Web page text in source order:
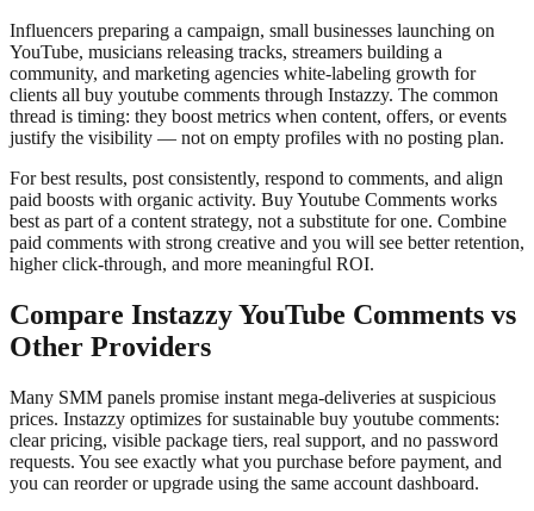
Influencers preparing a campaign, small businesses launching on
YouTube, musicians releasing tracks, streamers building a
community, and marketing agencies white-labeling growth for
clients all buy youtube comments through Instazzy. The common
thread is timing: they boost metrics when content, offers, or events
justify the visibility — not on empty profiles with no posting plan.
For best results, post consistently, respond to comments, and align
paid boosts with organic activity. Buy Youtube Comments works
best as part of a content strategy, not a substitute for one. Combine
paid comments with strong creative and you will see better retention,
higher click-through, and more meaningful ROI.
Compare Instazzy YouTube Comments vs
Other Providers
Many SMM panels promise instant mega-deliveries at suspicious
prices. Instazzy optimizes for sustainable buy youtube comments:
clear pricing, visible package tiers, real support, and no password
requests. You see exactly what you purchase before payment, and
you can reorder or upgrade using the same account dashboard.